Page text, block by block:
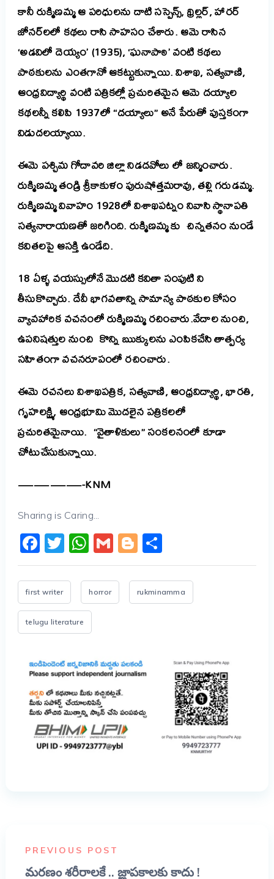
కానీ రుక్మిణమ్మ ఆ పరిధులను దాటి సస్పెన్స్, థ్రిల్లర్, హారర్
జోనర్‌లలో కథలు రాసి సాహసం చేశారు. ఆమె రాసిన
‘అడవిలో దెయ్యం’ (1935), ‘ఘనాపాఠి’ వంటి కథలు
పాఠకులను ఎంతగానో ఆకట్టుకున్నాయి.విశాఖ, సత్యవాణి,
ఆంధ్రవిద్యార్థి వంటి పత్రికల్లో ప్రచురితమైన ఆమె దయ్యాల
కథలన్నీ కలిపి 1937లో “దయ్యాలు”అనే పేరుతో పుస్తకంగా
విడుదలయ్యాయి.
ఈమె పశ్చిమ గోదావరి జిల్లా నిడదవోలు లో జన్మించారు.
రుక్మిణమ్మ తండ్రి శ్రీకాకుళం పురుషోత్తమరావు, తల్లి గరుడమ్మ.
రుక్మిణమ్మ వివాహం 1928లో విశాఖపట్నం నివాసి స్థానాపతి
సత్యనారాయణతో జరిగింది. రుక్మిణమ్మ కు చిన్నతనం నుండే
కవితలపై ఆసక్తి ఉండేది.
18 ఏళ్ళ వయస్సులోనే మొదటి కవితా సంపుటి ని
తీసుకొచ్చారు. దేవీ భాగవతాన్ని సామాన్య పాఠకుల కోసం
వ్యావహారిక వచనంలో రుక్మిణమ్మ రచించారు.వేదాల నుంచి,
ఉపనిషత్తుల నుంచి కొన్ని ఋక్కులను ఎంపికచేసి తాత్పర్య
సహితంగా వచనరూపంలో రచించారు.
ఈమె రచనలు విశాఖపత్రిక, సత్యవాణి, ఆంధ్రవిద్యార్థి, భారతి,
గృహలక్ష్మి, ఆంధ్రభూమి మొదలైన పత్రికలలో
ప్రచురితమైనాయి. “వైతాళికులు” సంకలనంలో కూడా
చోటుచేసుకున్నాయి.
————-KNM
Sharing is Caring...
Facebook
Twitter
WhatsApp
GmailBlogger
Share
first writer horror rukminamma
telugu literature
PREVIOUS POST
మరణం శరీరాలకే .. జ్ఞాపకాలకు కాదు !